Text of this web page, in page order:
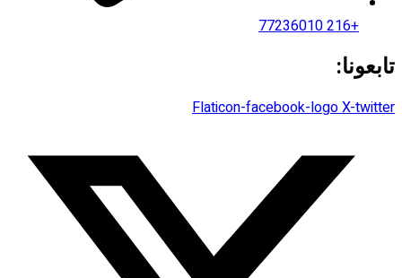
+216 77236010
تابعونا:
Flaticon-facebook-logoX-twitter